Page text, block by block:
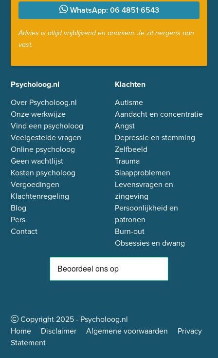
WhatsApp: 06 4851 6543
Advies is altijd vrijblijvend en anoniem: Je zit nergens aan
vast.
Psycholoog.nl
Over Psycholoog.nl
Onze werkwijze
Vind een psycholoog
Veelgestelde vragen
Online psycholoog
Geen wachtlijst
Kosten psycholoog
Vergoedingen
Klachtenregeling
Blog
Pers
Contact
Klachten
Autisme
Aandacht en concentratie
Angst
Depressie en stemming
Zelfbeeld
Trauma
Slaapproblemen
Levensvragen en
zingeving
Persoonlijkheid en
patronen
Burn-out
Obsessies en dwang
Copyright2025- Psycholoog.nl
Home
Disclaimer Algemene voorwaarden
Privacy
Statement